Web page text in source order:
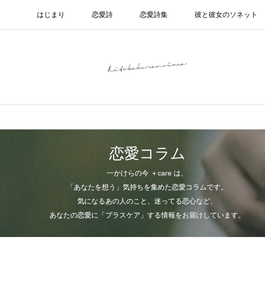
はじまり 恋愛詩 恋愛詩集 彼と彼女のソネット
恋愛コラム
一かけらの今 ＋care は、
「あなたを想う」気持ちを集めた恋愛コラムです。
気になるあの人のこと、迷ってる恋心など、
あなたの恋愛に「プラスケア」する情報をお届けしています。